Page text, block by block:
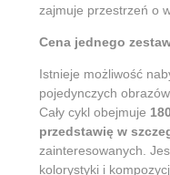
zajmuje przestrzeń o
Cena jednego
Istnieje możliwość
pojedynczych
Cały cykl obejmuje
przedstawię w
zainteresowanych.
kolorystyki i